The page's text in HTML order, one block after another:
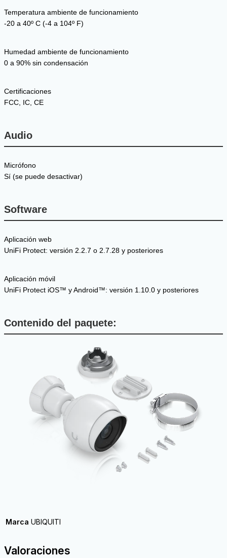
Temperatura ambiente de funcionamiento
-20 a 40º C (-4 a 104º F)
Humedad ambiente de funcionamiento
0 a 90% sin condensación
Certificaciones
FCC, IC, CE
Audio
Micrófono
Sí (se puede desactivar)
Software
Aplicación web
UniFi Protect: versión 2.2.7 o 2.7.28 y posteriores
Aplicación móvil
UniFi Protect iOS™ y Android™: versión 1.10.0 y posteriores
Contenido del paquete:
Marca UBIQUITI
Valoraciones